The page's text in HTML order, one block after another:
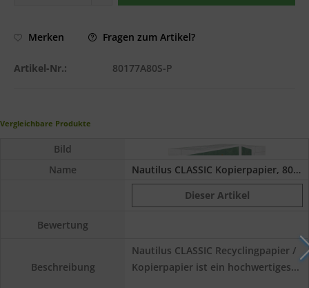
Merken Fragen zum Artikel?
Artikel-Nr.: 80177A80S-P
Vergleichbare Produkte
Bild
Name
Nautilus CLASSIC Kopierpapier, 80 g/m², DIN...
Dieser Artikel
Bewertung
Beschreibung
Nautilus CLASSIC Recyclingpapier /
Kopierpapier ist ein hochwertiges...